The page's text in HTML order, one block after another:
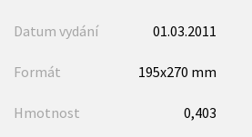
Datum vydání 01.03.2011
Formát 195x270 mm
Hmotnost 0,403